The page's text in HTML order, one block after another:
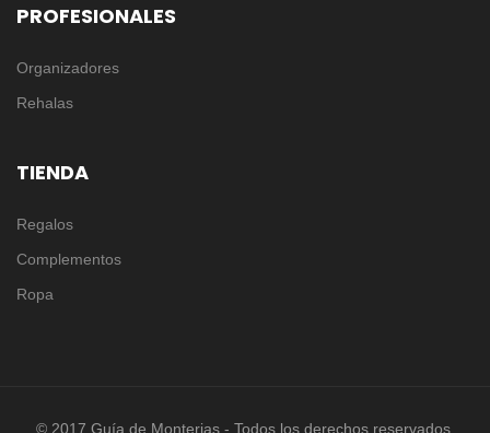
PROFESIONALES
Organizadores
Rehalas
TIENDA
Regalos
Complementos
Ropa
© 2017 Guía de Monterias - Todos los derechos reservados.